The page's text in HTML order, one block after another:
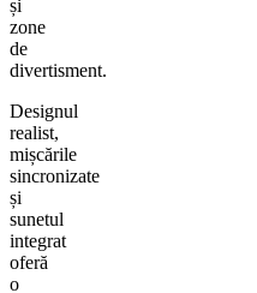
și
zone
de
divertisment.
Designul
realist,
mișcările
sincronizate
și
sunetul
integrat
oferă
o